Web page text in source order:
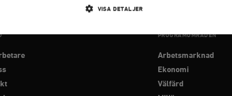
PROGRAMOMRÅDEN
Arbetsmarknad
Ekonomi
Välfärd
VISA DETALJER
kärnwebbplatsfunktioner som användarinloggning och kontohantering. Webbplatsen